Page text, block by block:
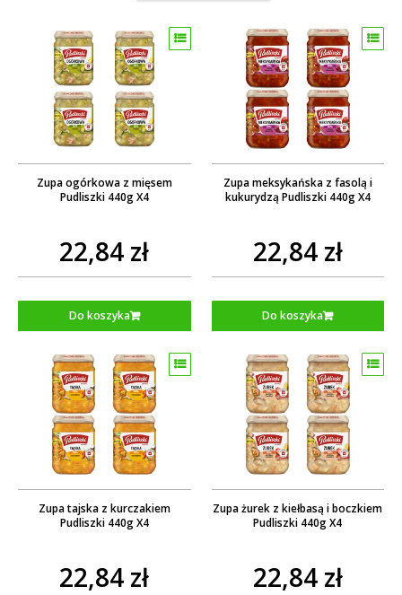
Zupa ogórkowa z mięsem
Pudliszki 440g X4
22,84 zł
Do koszyka
Zupa meksykańska z fasolą i
kukurydzą Pudliszki 440g X4
22,84 zł
Do koszyka
Zupa tajska z kurczakiem
Pudliszki 440g X4
22,84 zł
Zupa żurek z kiełbasą i boczkiem
Pudliszki 440g X4
22,84 zł